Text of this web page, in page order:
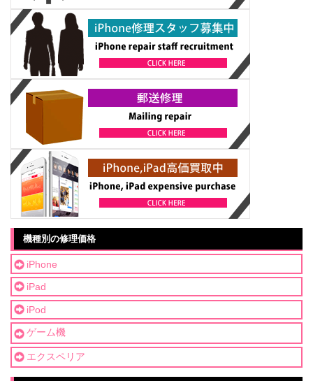
機種別の修理価格
iPhone
iPad
iPod
ゲーム機
エクスペリア